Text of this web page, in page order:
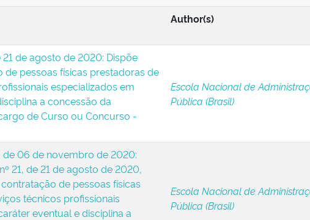
Author(s)
21 de agosto de 2020: Dispõe
pessoas físicas prestadoras de
especializados em
a concessão da
de Curso ou Concurso -
Escola Nacional de
Pública (Brasil)
de 06 de novembro de 2020:
21, de 21 de agosto de 2020,
de pessoas físicas
técnicos profissionais
eventual e disciplina a
Escola Nacional de
Pública (Brasil)